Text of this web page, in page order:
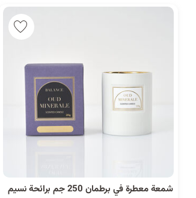
شمعة معطرة في برطمان 250 جم برائحة نسيم